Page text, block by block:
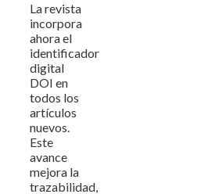
La revista
incorpora
ahora el
identificador
digital
DOI en
todos los
artículos
nuevos.
Este
avance
mejora la
trazabilidad,